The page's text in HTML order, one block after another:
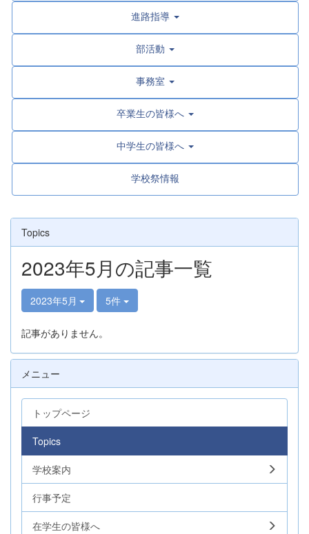
進路指導
部活動
事務室
卒業生の皆様へ
中学生の皆様へ
学校祭情報
Topics
2023年5月の記事一覧
2023年5月 5件
記事がありません。
メニュー
トップページ
Topics
学校案内
行事予定
在学生の皆様へ